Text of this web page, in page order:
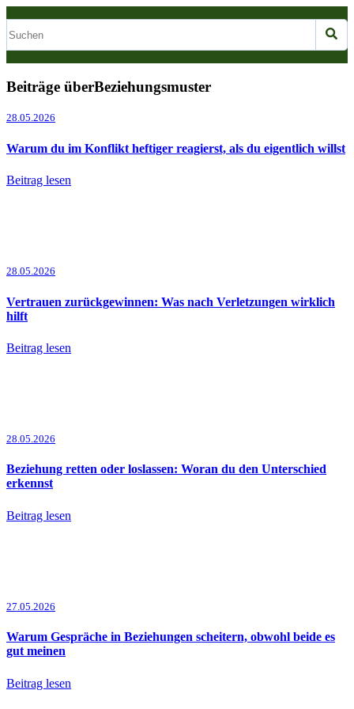
Beiträge überBeziehungsmuster
28.05.2026
Warum du im Konflikt heftiger reagierst, als du eigentlich willst
Beitrag lesen
28.05.2026
Vertrauen zurückgewinnen: Was nach Verletzungen wirklich
hilft
Beitrag lesen
28.05.2026
Beziehung retten oder loslassen: Woran du den Unterschied
erkennst
Beitrag lesen
27.05.2026
Warum Gespräche in Beziehungen scheitern, obwohl beide es
gut meinen
Beitrag lesen